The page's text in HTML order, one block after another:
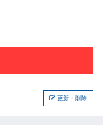
更新・削除